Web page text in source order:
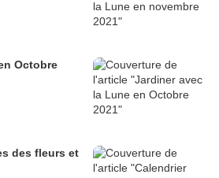
Octobre
des fleurs et